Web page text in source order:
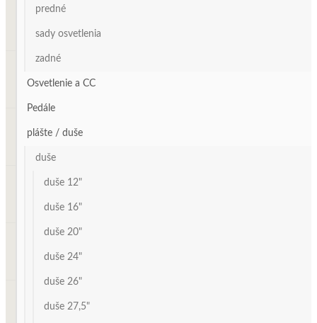
predné
sady osvetlenia
zadné
Osvetlenie a CC
Pedále
plášte / duše
duše
duše 12"
duše 16"
duše 20"
duše 24"
duše 26"
duše 27,5"